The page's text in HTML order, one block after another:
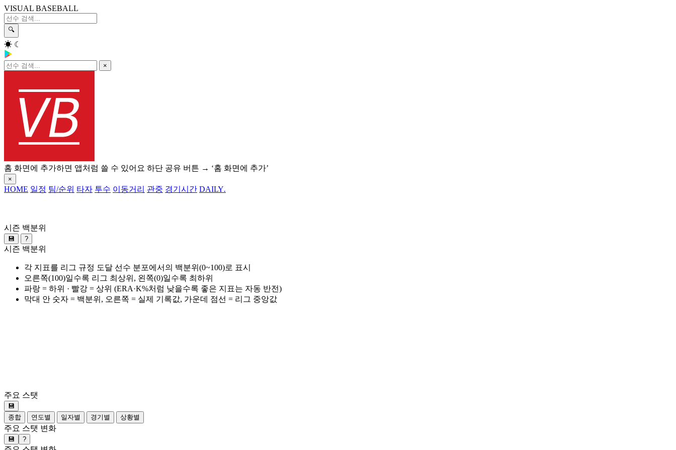
VISUAL BASEBALL
🔍
☀ ☾
×
홈 화면에 추가하면 앱처럼 쓸 수 있어요 하단 공유 버튼 → ‘홈 화면에 추가’
×
HOME 일정 팀/순위 타자 투수 이동거리 관중 경기시간 DAILY.
시즌 백분위
💾 ?
시즌 백분위
각 지표를 리그 규정 도달 선수 분포에서의 백분위(0~100)로 표시
오른쪽(100)일수록 리그 최상위, 왼쪽(0)일수록 최하위
파랑 = 하위 · 빨강 = 상위 (ERA·K%처럼 낮을수록 좋은 지표는 자동 반전)
막대 안 숫자 = 백분위, 오른쪽 = 실제 기록값, 가운데 점선 = 리그 중앙값
주요 스탯
💾
종합
연도별 일자별 경기별 상황별
주요 스탯 변화
💾 ?